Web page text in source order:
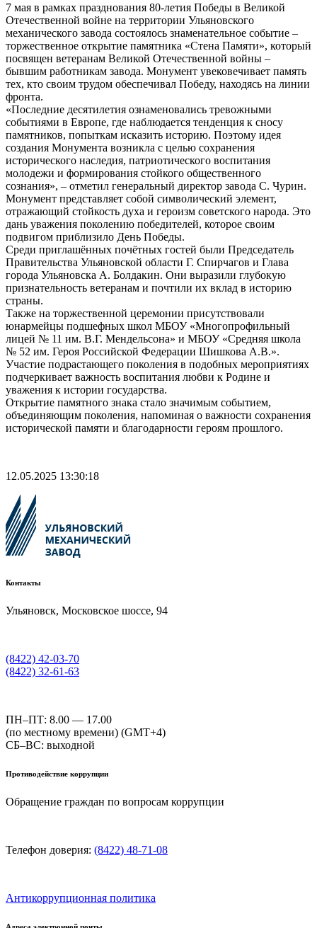
7 мая в рамках празднования 80-летия Победы в Великой
Отечественной войне на территории Ульяновского
механического завода состоялось знаменательное событие –
торжественное открытие памятника «Стена Памяти», который
посвящен ветеранам Великой Отечественной войны –
бывшим работникам завода. Монумент увековечивает память
тех, кто своим трудом обеспечивал Победу, находясь на линии
фронта.
«Последние десятилетия ознаменовались тревожными
событиями в Европе, где наблюдается тенденция к сносу
памятников, попыткам исказить историю. Поэтому идея
создания Монумента возникла с целью сохранения
исторического наследия, патриотического воспитания
молодежи и формирования стойкого общественного
сознания», – отметил генеральный директор завода С. Чурин.
Монумент представляет собой символический элемент,
отражающий стойкость духа и героизм советского народа. Это
дань уважения поколению победителей, которое своим
подвигом приблизило День Победы.
Среди приглашённых почётных гостей были Председатель
Правительства Ульяновской области Г. Спирчагов и Глава
города Ульяновска А. Болдакин. Они выразили глубокую
признательность ветеранам и почтили их вклад в историю
страны.
Также на торжественной церемонии присутствовали
юнармейцы подшефных школ МБОУ «Многопрофильный
лицей № 11 им. В.Г. Мендельсона» и МБОУ «Средняя школа
№ 52 им. Героя Российской Федерации Шишкова А.В.».
Участие подрастающего поколения в подобных мероприятиях
подчеркивает важность воспитания любви к Родине и
уважения к истории государства.
Открытие памятного знака стало значимым событием,
объединяющим поколения, напоминая о важности сохранения
исторической памяти и благодарности героям прошлого.
12.05.2025 13:30:18
Контакты
Ульяновск, Московское шоссе, 94
(8422) 42-03-70
(8422) 32-61-63
ПН–ПТ: 8.00 — 17.00
(по местному времени) (GMT+4)
СБ–ВС: выходной
Противодействие коррупции
Обращение граждан по вопросам коррупции
Телефон доверия: (8422) 48-71-08
Антикоррупционная политика